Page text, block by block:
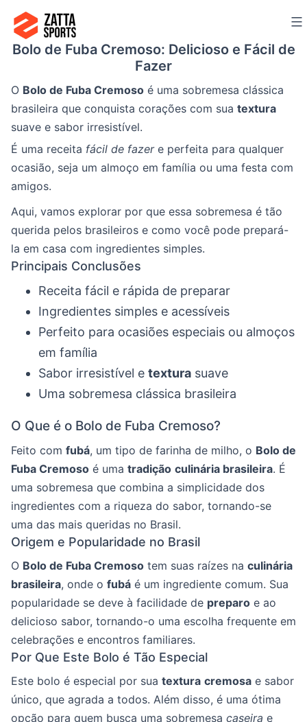
para
Bolo de Fuba Cremoso: Delicioso e Fácil de
Fazer
O Bolo de Fuba Cremoso é uma sobremesa clássica
brasileira que conquista corações com sua textura
suave e sabor irresistível.
É uma receita fácil de fazere perfeita para qualquer
ocasião, seja um almoço em família ou uma festa com
amigos.
Aqui, vamos explorar por que essa sobremesa é tão
querida pelos brasileiros e como você pode prepará-
la em casa com ingredientes simples.
Principais Conclusões
Receita fácil e rápida de preparar
Ingredientes simples e acessíveis
Perfeito para ocasiões especiais ou almoços
em família
Sabor irresistível e textura suave
Uma sobremesa clássica brasileira
O Que é o Bolo de Fuba Cremoso?
Feito com fubá, um tipo de farinha de milho, o Bolo de
Fuba Cremoso é uma tradição culinária brasileira. É
uma sobremesa que combina a simplicidade dos
ingredientes com a riqueza do sabor, tornando-se
uma das mais queridas no Brasil.
Origem e Popularidade no Brasil
O Bolo de Fuba Cremoso tem suas raízes na culinária
brasileira, onde o fubá é um ingrediente comum. Sua
popularidade se deve à facilidade de preparo e ao
delicioso sabor, tornando-o uma escolha frequente em
celebrações e encontros familiares.
Por Que Este Bolo é Tão Especial
Este bolo é especial por sua textura cremosa e sabor
único, que agrada a todos. Além disso, é uma ótima
opção para quem busca uma sobremesa caseira e